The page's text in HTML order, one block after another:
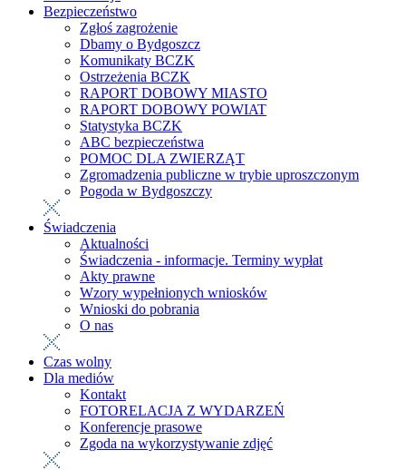
Bezpieczeństwo
Zgłoś zagrożenie
Dbamy o Bydgoszcz
Komunikaty BCZK
Ostrzeżenia BCZK
RAPORT DOBOWY MIASTO
RAPORT DOBOWY POWIAT
Statystyka BCZK
ABC bezpieczeństwa
POMOC DLA ZWIERZĄT
Zgromadzenia publiczne w trybie uproszczonym
Pogoda w Bydgoszczy
Świadczenia
Aktualności
Świadczenia - informacje. Terminy wypłat
Akty prawne
Wzory wypełnionych wniosków
Wnioski do pobrania
O nas
Czas wolny
Dla mediów
Kontakt
FOTORELACJA Z WYDARZEŃ
Konferencje prasowe
Zgoda na wykorzystywanie zdjęć